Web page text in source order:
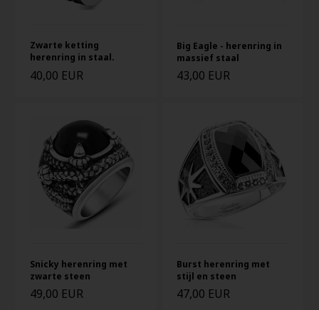
Zwarte ketting
herenring in staal.
40,00 EUR
Big Eagle - herenring in
massief staal
43,00 EUR
Snicky herenring met
zwarte steen
49,00 EUR
Burst herenring met
stijl en steen
47,00 EUR